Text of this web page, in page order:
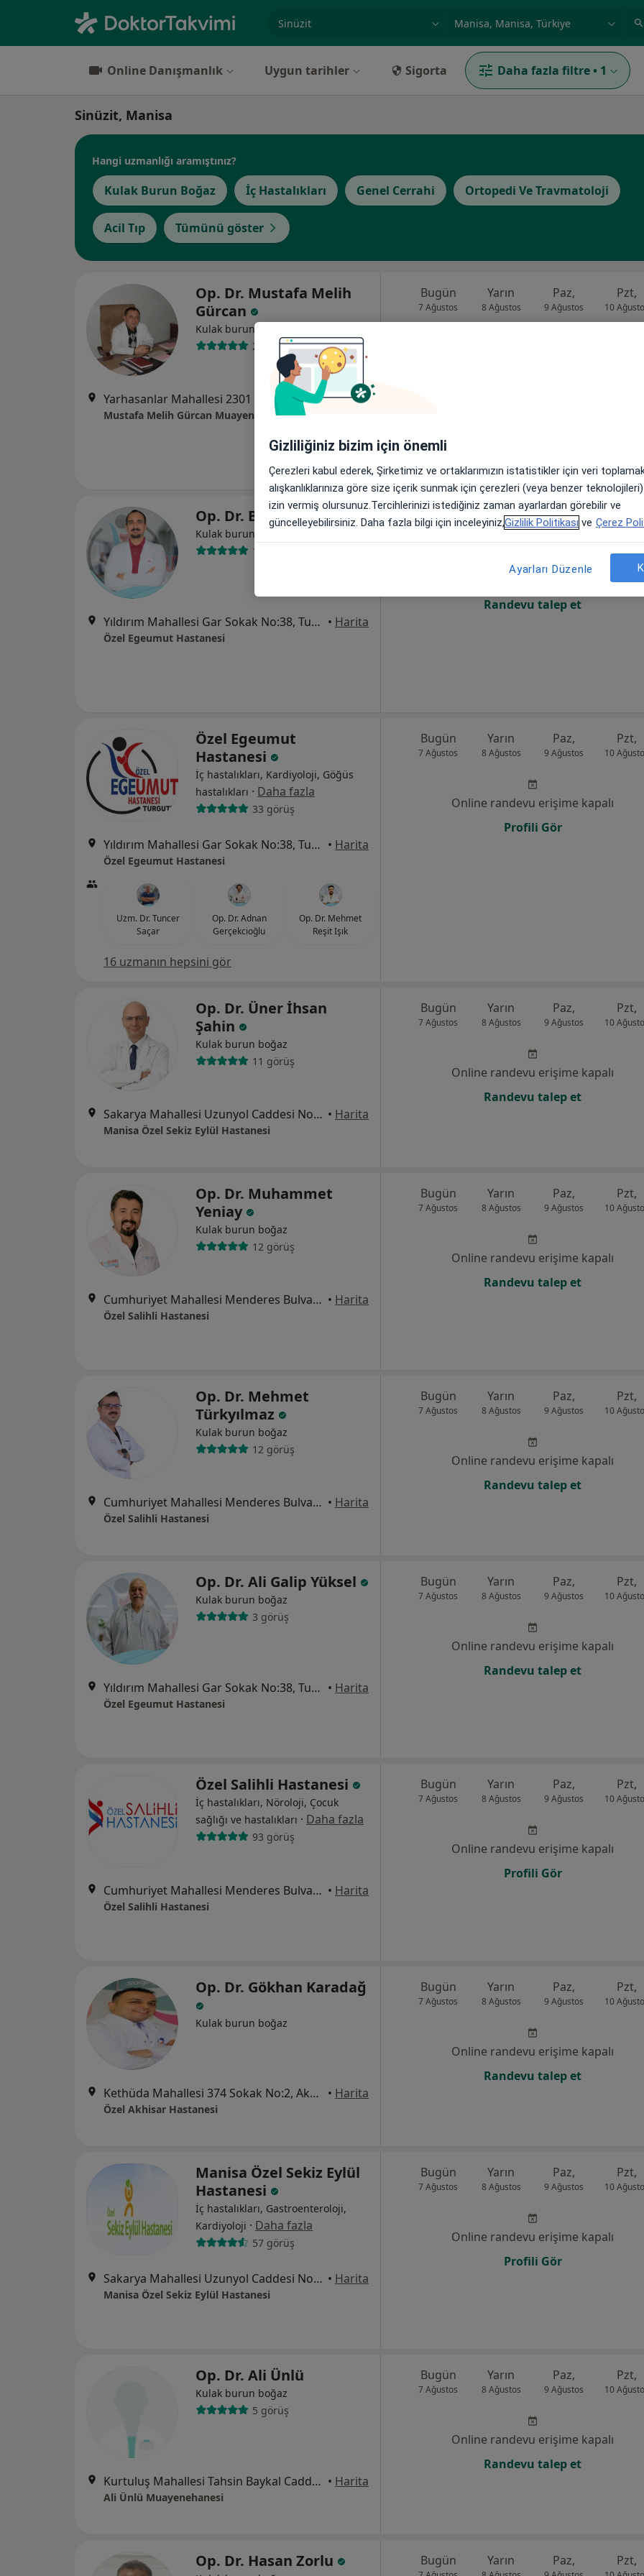
Online Danışmanlık Uygun tarihler Sigorta Daha fazla filtre • 1
Sinüzit, Manisa
Hangi uzmanlığı aramıştınız?
Kulak Burun Boğaz İç Hastalıkları Genel Cerrahi Ortopedi Ve Travmatoloji
Acil Tıp Tümünü göster
Op. Dr. Mustafa Melih
Gürcan
Kulak burun boğaz
28 görüş
Yarhasanlar Mahallesi 2301 Sokak No: 2/2 (Belediye Su İşleri Müdürlüğü Karşısı), Manisa •Harita
Mustafa Melih Gürcan Muayenehanesi
Bugün
7 Ağustos
Yarın
8 Ağustos
Paz,
9 Ağustos
Pzt,
10
Op. Dr. Basri Cangül
Kulak burun boğaz
1 görüş
Yıldırım Mahallesi Gar Sokak No:38, Turgutlu • Harita
Özel Egeumut Hastanesi
Bugün
7 Ağustos
Yarın
8 Ağustos
Paz,
9 Ağustos
Pzt,
10
Online randevu erişime kapalı
Randevu talep et
Özel Egeumut
Hastanesi
İç hastalıkları, Kardiyoloji, Göğüs
hastalıkları · Daha fazla
33 görüş
Yıldırım Mahallesi Gar Sokak No:38, Turgutlu • Harita
Özel Egeumut Hastanesi
Uzm. Dr. Tuncer
Saçar
Op. Dr. Adnan
Gerçekcioğlu
Op. Dr. Mehmet
Reşit Işık
16 uzmanın hepsini gör
Bugün
7 Ağustos
Yarın
8 Ağustos
Paz,
9 Ağustos
Pzt,
10
Online randevu erişime kapalı
Profili Gör
Op. Dr. Üner İhsan
Şahin
Kulak burun boğaz
11 görüş
Sakarya Mahallesi Uzunyol Caddesi No:140, Manisa • Harita
Manisa Özel Sekiz Eylül Hastanesi
Bugün
7 Ağustos
Yarın
8 Ağustos
Paz,
9 Ağustos
Pzt,
10
Online randevu erişime kapalı
Randevu talep et
Op. Dr. Muhammet
Yeniay
Kulak burun boğaz
12 görüş
Cumhuriyet Mahallesi Menderes Bulvarı No:48, Manisa • Harita
Özel Salihli Hastanesi
Bugün
7 Ağustos
Yarın
8 Ağustos
Paz,
9 Ağustos
Pzt,
10
Online randevu erişime kapalı
Randevu talep et
Op. Dr. Mehmet
Türkyılmaz
Kulak burun boğaz
12 görüş
Cumhuriyet Mahallesi Menderes Bulvarı No:48, Manisa • Harita
Özel Salihli Hastanesi
Bugün
7 Ağustos
Yarın
8 Ağustos
Paz,
9 Ağustos
Pzt,
10
Online randevu erişime kapalı
Randevu talep et
Op. Dr. Ali Galip Yüksel
Kulak burun boğaz
3 görüş
Yıldırım Mahallesi Gar Sokak No:38, Turgutlu • Harita
Özel Egeumut Hastanesi
Bugün
7 Ağustos
Yarın
8 Ağustos
Paz,
9 Ağustos
Pzt,
10
Online randevu erişime kapalı
Randevu talep et
Özel Salihli Hastanesi
İç hastalıkları, Nöroloji, Çocuk
sağlığı ve hastalıkları · Daha fazla
93 görüş
Cumhuriyet Mahallesi Menderes Bulvarı No:48, Manisa • Harita
Özel Salihli Hastanesi
Bugün
7 Ağustos
Yarın
8 Ağustos
Paz,
9 Ağustos
Pzt,
10
Online randevu erişime kapalı
Profili Gör
Op. Dr. Gökhan Karadağ
Kulak burun boğaz
Kethüda Mahallesi 374 Sokak No:2, Akhisar • Harita
Özel Akhisar Hastanesi
Bugün
7 Ağustos
Yarın
8 Ağustos
Paz,
9 Ağustos
Pzt,
10
Online randevu erişime kapalı
Randevu talep et
Manisa Özel Sekiz Eylül
Hastanesi
İç hastalıkları, Gastroenteroloji,
Kardiyoloji · Daha fazla
57 görüş
Sakarya Mahallesi Uzunyol Caddesi No:140, Manisa • Harita
Manisa Özel Sekiz Eylül Hastanesi
Bugün
7 Ağustos
Yarın
8 Ağustos
Paz,
9 Ağustos
Pzt,
10
Online randevu erişime kapalı
Profili Gör
Op. Dr. Ali Ünlü
Kulak burun boğaz
5 görüş
Kurtuluş Mahallesi Tahsin Baykal Caddesi No:2/7, Manisa • Harita
Ali Ünlü Muayenehanesi
Bugün
7 Ağustos
Yarın
8 Ağustos
Paz,
9 Ağustos
Pzt,
10
Online randevu erişime kapalı
Randevu talep et
Op. Dr. Hasan Zorlu Bugün Yarın Paz, Pzt,
Gizliliğiniz bizim için önemli
Çerezleri kabul ederek, Şirketimiz ve ortaklarımızın istatistikler için veri
alışkanlıklarınıza göre size içerik sunmak için çerezleri (veya benzer
izin vermiş olursunuz.Tercihlerinizi istediğiniz zaman ayarlardan görebilir ve
güncelleyebilirsiniz. Daha fazla bilgi için inceleyiniz,Gizlilik Politikası ve Çerez
Ayarları Düzenle